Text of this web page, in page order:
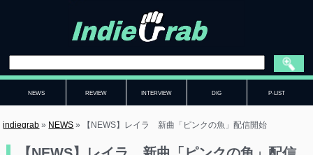
NEWS REVIEW INTERVIEW DIG P-LIST
indiegrab » NEWS » 【NEWS】レイラ 新曲「ピンクの魚」配信開始